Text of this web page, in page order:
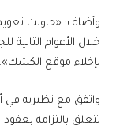
وأضاف: «حاولت
خلال الأعوام التالية
بإخلاء موقع الكشك».
واتفق مع نظيريه في
تتعلق بالتزامه